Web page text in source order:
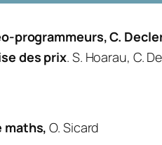
programmeurs, C.
des prix. S. Hoarau, C.
maths, O. Sicard